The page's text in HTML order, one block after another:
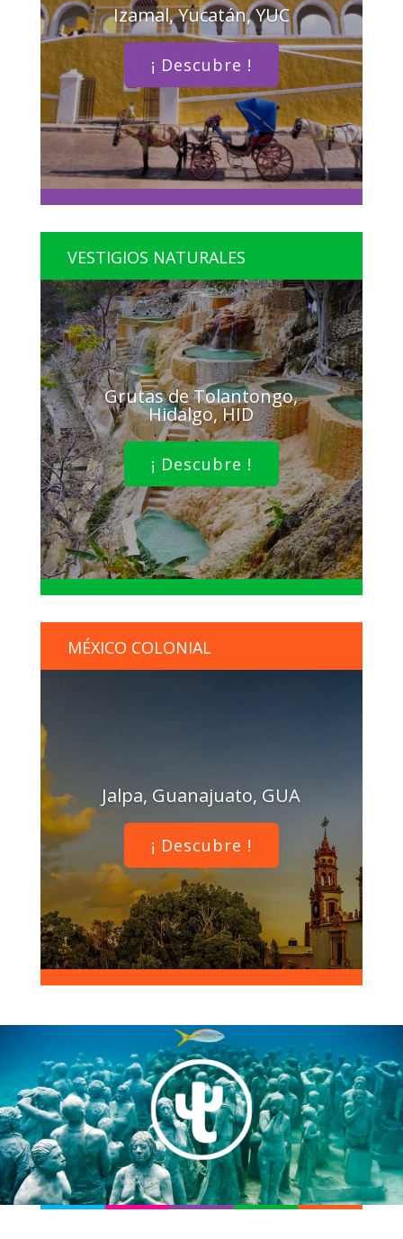
Izamal, Yucatán, YUC
¡ Descubre !
VESTIGIOS NATURALES
Grutas de Tolantongo,
Hidalgo, HID
¡ Descubre !
MÉXICO COLONIAL
Jalpa, Guanajuato, GUA
¡ Descubre !